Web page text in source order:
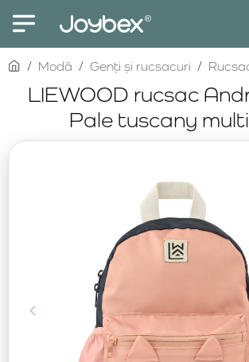
LIEWOOD rucsac
Pale tuscany
homeModă Genți și rucsacuri